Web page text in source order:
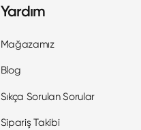
Yardım
Mağazamız
Blog
Sıkça Sorulan Sorular
Sipariş Takibi